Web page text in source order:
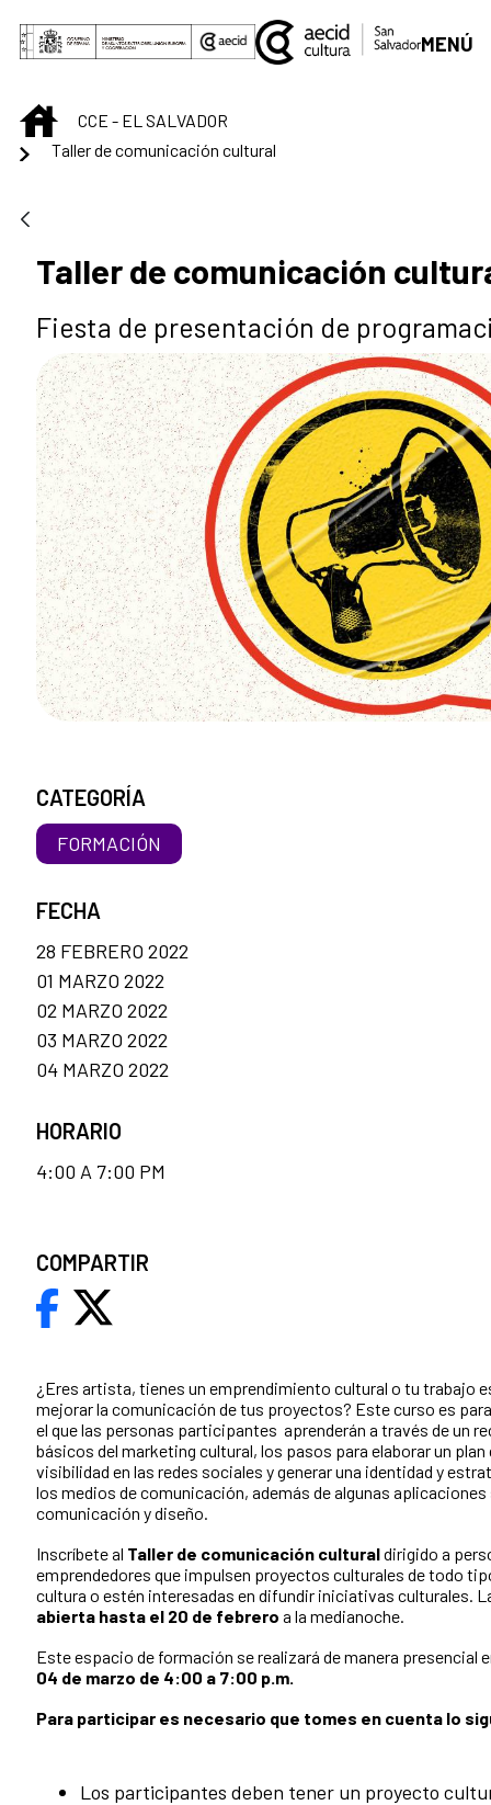
Saltar al contenido principal
MENÚ
INICIOCCE - EL SALVADOR
Taller de comunicación cultural
Taller de comunicación
Fiesta de presentación de
¿Eres artista, tienes un emprendimiento cultural o tu trabajo
mejorar la comunicación de tus proyectos? Este curso es
el que las personas participantes aprenderán a través de un
básicos del marketing cultural, los pasos para elaborar un
visibilidad en las redes sociales y generar una identidad y
los medios de comunicación, además de algunas
comunicación y diseño.
Inscríbete al Taller de comunicación culturaldirigido a
emprendedores que impulsen proyectos culturales de todo
cultura o estén interesadas en difundir iniciativas culturales.
abierta hasta el 20 de febrero a la medianoche.
Este espacio de formación se realizará de manera presencial
04 de marzo de 4:00 a 7:00 p.m.
Para participar es necesario que tomes en cuenta lo
Los participantes deben tener un proyecto
CATEGORÍA
FORMACIÓN
FECHA
28 FEBRERO 2022
01 MARZO 2022
02 MARZO 2022
03 MARZO 2022
04 MARZO 2022
HORARIO
4:00 A 7:00 PM
COMPARTIR